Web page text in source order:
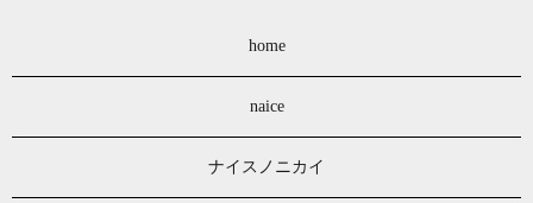
home
naice
ナイスノニカイ